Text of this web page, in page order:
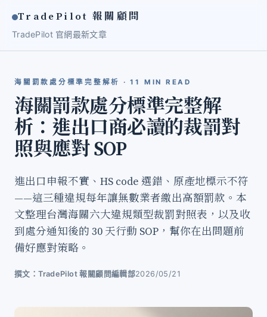
TradePilot 報關顧問
TradePilot 官網最新文章
海關罰款處分標準完整解析 · 11 MIN READ
海關罰款處分標準完整解
析：進出口商必讀的裁罰對
照與應對 SOP
進出口申報不實、HS code 選錯、原產地標示不符
——這三種違規每年讓無數業者繳出高額罰款。本
文整理台灣海關六大違規類型裁罰對照表，以及收
到處分通知後的 30 天行動 SOP，幫你在出問題前
備好應對策略。
撰文：TradePilot 報關顧問編輯部2026/05/21